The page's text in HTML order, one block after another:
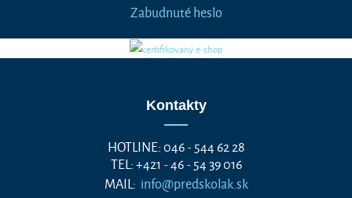
Zabudnuté heslo
Kontakty
HOTLINE: 046 - 544 62 28
TEL: +421 - 46 - 54 39 016
MAIL: info@predskolak.sk